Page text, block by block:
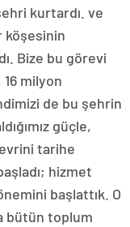
kurtardı. ve
köşesinin
Bize bu görevi
milyon
de bu şehrin
güçle,
tarihe
hizmet
başlattık. O
bütün toplum